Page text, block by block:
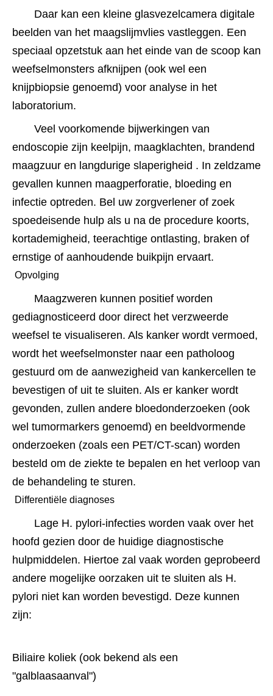
Daar kan een kleine glasvezelcamera digitale
beelden van het maagslijmvlies vastleggen. Een
speciaal opzetstuk aan het einde van de scoop kan
weefselmonsters afknijpen (ook wel een
knijpbiopsie genoemd) voor analyse in het
laboratorium.
Veel voorkomende bijwerkingen van
endoscopie zijn keelpijn, maagklachten, brandend
maagzuur en langdurige slaperigheid . In zeldzame
gevallen kunnen maagperforatie, bloeding en
infectie optreden. Bel uw zorgverlener of zoek
spoedeisende hulp als u na de procedure koorts,
kortademigheid, teerachtige ontlasting, braken of
ernstige of aanhoudende buikpijn ervaart.
Opvolging
Maagzweren kunnen positief worden
gediagnosticeerd door direct het verzweerde
weefsel te visualiseren. Als kanker wordt vermoed,
wordt het weefselmonster naar een patholoog
gestuurd om de aanwezigheid van kankercellen te
bevestigen of uit te sluiten. Als er kanker wordt
gevonden, zullen andere bloedonderzoeken (ook
wel tumormarkers genoemd) en beeldvormende
onderzoeken (zoals een PET/CT-scan) worden
besteld om de ziekte te bepalen en het verloop van
de behandeling te sturen.
Differentiële diagnoses
Lage H. pylori-infecties worden vaak over het
hoofd gezien door de huidige diagnostische
hulpmiddelen. Hiertoe zal vaak worden geprobeerd
andere mogelijke oorzaken uit te sluiten als H.
pylori niet kan worden bevestigd. Deze kunnen
zijn:
Biliaire koliek (ook bekend als een
"galblaasaanval")